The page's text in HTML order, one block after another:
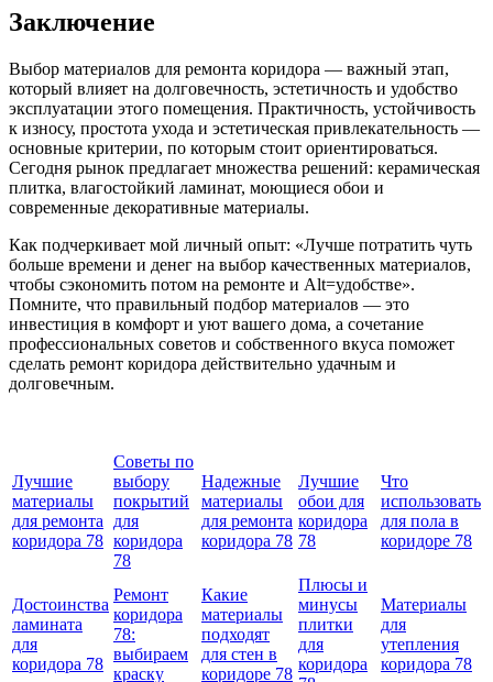
Заключение
Выбор материалов для ремонта коридора — важный этап,
который влияет на долговечность, эстетичность и удобство
эксплуатации этого помещения. Практичность, устойчивость
к износу, простота ухода и эстетическая привлекательность —
основные критерии, по которым стоит ориентироваться.
Сегодня рынок предлагает множества решений: керамическая
плитка, влагостойкий ламинат, моющиеся обои и
современные декоративные материалы.
Как подчеркивает мой личный опыт: «Лучше потратить чуть
больше времени и денег на выбор качественных материалов,
чтобы сэкономить потом на ремонте и Alt=удобстве».
Помните, что правильный подбор материалов — это
инвестиция в комфорт и уют вашего дома, а сочетание
профессиональных советов и собственного вкуса поможет
сделать ремонт коридора действительно удачным и
долговечным.
Лучшие
материалы
для ремонта
коридора 78
Советы по
выбору
покрытий
для
коридора
78
Надежные
материалы
для ремонта
коридора 78
Лучшие
обои для
коридора
78
Что
использовать
для пола в
коридоре 78
Достоинства
ламината
для
коридора 78
Ремонт
коридора
78:
выбираем
краску
Какие
материалы
подходят
для стен в
коридоре 78
Плюсы и
минусы
плитки
для
коридора
Материалы
для
утепления
коридора 78